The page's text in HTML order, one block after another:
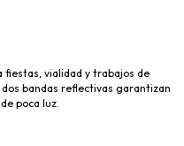
fiestas, vialidad y trabajos de
bandas reflectivas garantizan
poca luz.